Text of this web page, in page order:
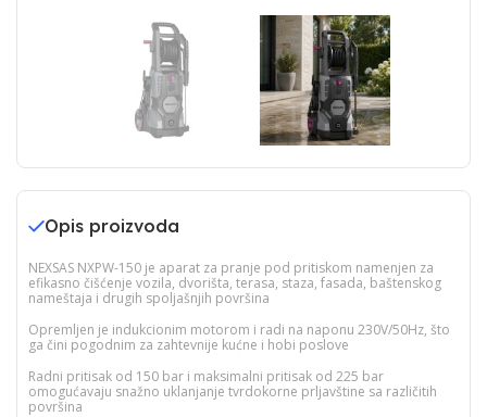
Opis proizvoda
NEXSAS NXPW-150 je aparat za pranje pod pritiskom namenjen za
efikasno čišćenje vozila, dvorišta, terasa, staza, fasada, baštenskog
nameštaja i drugih spoljašnjih površina
Opremljen je indukcionim motorom i radi na naponu 230V/50Hz, što
ga čini pogodnim za zahtevnije kućne i hobi poslove
Radni pritisak od 150 bar i maksimalni pritisak od 225 bar
omogućavaju snažno uklanjanje tvrdokorne prljavštine sa različitih
površina